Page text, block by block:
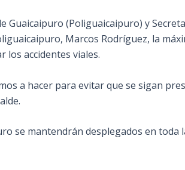
(Poliguaicaipuro) y
Marcos Rodríguez, la
accidentes viales.
a hacer para evitar que se sigan
se mantendrán desplegados en